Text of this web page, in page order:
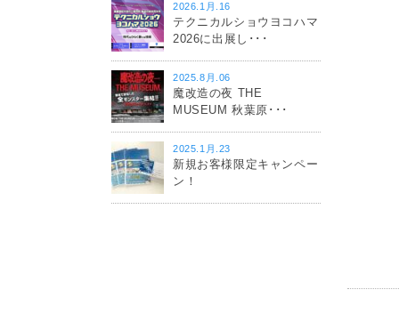
2026.1月.16
テクニカルショウヨコハマ
2026に出展し･･･
2025.8月.06
魔改造の夜 THE
MUSEUM 秋葉原･･･
2025.1月.23
新規お客様限定キャンペー
ン！